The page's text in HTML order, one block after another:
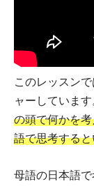
このレッスン
ャーしていま
の頭で何かを
語で思考する
母語の日本語